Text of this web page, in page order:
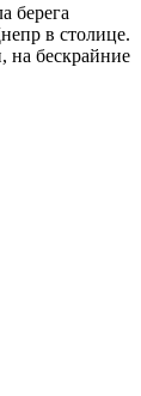
берега
в столице.
на бескрайние